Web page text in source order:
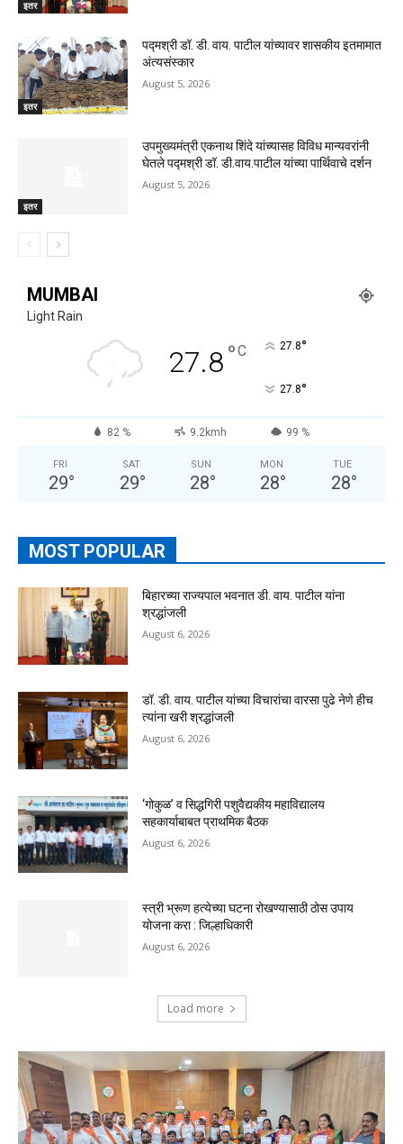
इतर
इतर
पद्मश्री डॉ. डी. वाय. पाटील यांच्यावर शासकीय इतमामात
अंत्यसंस्कार
August 5, 2026
इतर
उपमुख्यमंत्री एकनाथ शिंदे यांच्यासह विविध मान्यवरांनी
घेतले पद्मश्री डॉ. डी.वाय.पाटील यांच्या पार्थिवाचे दर्शन
August 5, 2026
MUMBAI
Light Rain
27.8°C 27.8°
27.8°
82 % 9.2kmh 99 %
FRI
29°
SAT
29°
SUN
28°
MON
28°
TUE
28°
MOST POPULAR
बिहारच्या राज्यपाल भवनात डी. वाय. पाटील यांना
श्रद्धांजली
August 6, 2026
डॉ. डी. वाय. पाटील यांच्या विचारांचा वारसा पुढे नेणे हीच
त्यांना खरी श्रद्धांजली
August 6, 2026
‘गोकुळ’ व सिद्धगिरी पशुवैद्यकीय महाविद्यालय
सहकार्याबाबत प्राथमिक बैठक
August 6, 2026
स्त्री भ्रूण हत्येच्या घटना रोखण्यासाठी ठोस उपाय
योजना करा : जिल्हाधिकारी
August 6, 2026
Load more